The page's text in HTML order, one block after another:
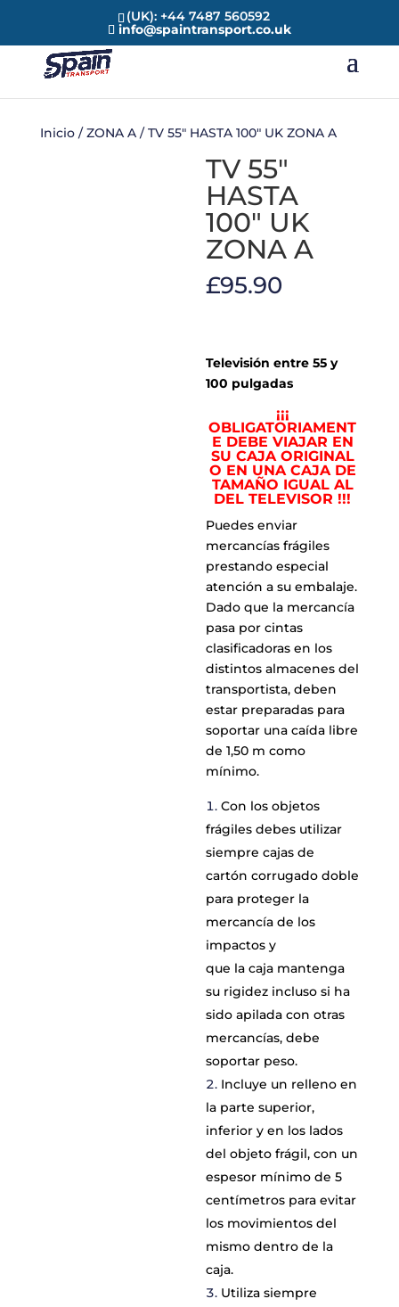
(UK): +44 7487 560592
info@spaintransport.co.uk
Inicio/ZONA A/ TV 55″ HASTA 100″ UK ZONA A
TV 55″
HASTA
100″ UK
ZONA A
£95.90
Televisión entre 55 y
100 pulgadas
¡¡¡
OBLIGATORIAMENT
E DEBE VIAJAR EN
SU CAJA ORIGINAL
O EN UNA CAJA DE
TAMAÑO IGUAL AL
DEL TELEVISOR !!!
Puedes enviar
mercancías frágiles
prestando especial
atención a su embalaje.
Dado que la mercancía
pasa por cintas
clasificadoras en los
distintos almacenes del
transportista, deben
estar preparadas para
soportar una caída libre
de 1,50 m como
mínimo.
Con los objetos
frágiles debes utilizar
siempre cajas de
cartón corrugado doble
para proteger la
mercancía de los
impactos y
que la caja mantenga
su rigidez incluso si ha
sido apilada con otras
mercancías, debe
soportar peso.
Incluye un relleno en
la parte superior,
inferior y en los lados
del objeto frágil, con un
espesor mínimo de 5
centímetros para evitar
los movimientos del
mismo dentro de la
caja.
Utiliza siempre